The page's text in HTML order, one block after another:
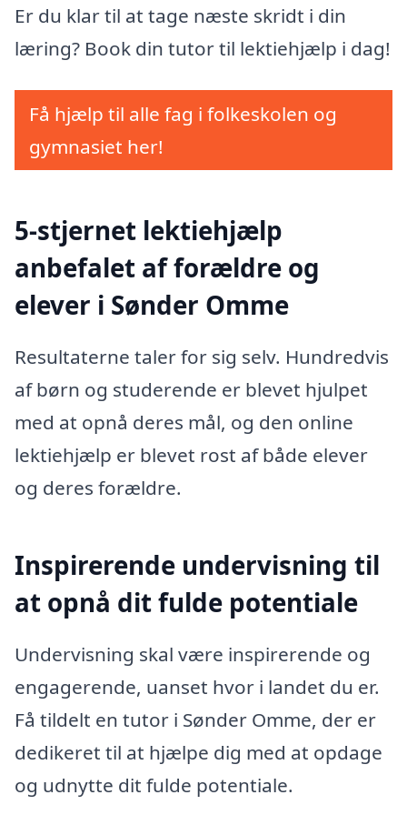
Er du klar til at tage næste skridt i din
læring? Book din tutor til lektiehjælp i dag!
Få hjælp til alle fag i folkeskolen og
gymnasiet her!
5-stjernet lektiehjælp
anbefalet af forældre og
elever i Sønder Omme
Resultaterne taler for sig selv. Hundredvis
af børn og studerende er blevet hjulpet
med at opnå deres mål, og den online
lektiehjælp er blevet rost af både elever
og deres forældre.
Inspirerende undervisning til
at opnå dit fulde potentiale
Undervisning skal være inspirerende og
engagerende, uanset hvor i landet du er.
Få tildelt en tutor i Sønder Omme, der er
dedikeret til at hjælpe dig med at opdage
og udnytte dit fulde potentiale.